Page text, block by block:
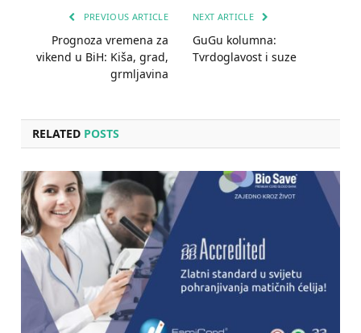
PREVIOUS ARTICLE
Prognoza vremena za
vikend u BiH: Kiša, grad,
grmljavina
NEXT ARTICLE
GuGu kolumna:
Tvrdoglavost i suze
RELATED POSTS